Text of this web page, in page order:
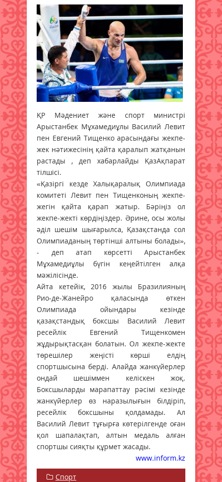
ҚР Мәдениет және спорт министрі
Арыстанбек Мұxамедиұлы Василий Левит
пен Евгений Тищенко арасындағы жекпе-
жек нәтижесінің қайта қаралып жатқанын
растады , деп хабарлайды ҚазАқпарат
тілшісі.
«Қазіргі кезде Халықаралық Олимпиада
комитеті Левит пен Тищенконың жекпе-
жегін қайта қарап жатыр. Бәріңіз ол
жекпе-жекті көрдіңіздер. Әрине, осы жолы
әділ шешім шығарылса, Қазақстанда сол
Олимпиаданың төртінші алтыны болады»,
- деп атап көрсетті Арыстанбек
Мұxамедиұлы бүгін кеңейтілген алқа
мәжілісінде.
Айта кетейік, 2016 жылы Бразилияның
Рио-де-Жанейро қаласында өткен
Олимпиада ойындары кезінде
қазақстандық боксшы Василий Левит
ресейлік Евгений Тищенкомен
жұдырықтасқан болатын. Ол жекпе-жекте
төрешілер жеңісті көрші елдің
спортшысына берді. Алайда жанкүйерлер
ондай шешіммен келіскен жоқ.
Боксшыларды марапаттау рәсімі кезінде
жанкүйерлер өз наразылығын білдіріп,
ресейлік боксшыны қолдамады. Ал
Василий Левит тұғырға көтерілгенде оған
қол шапалақтап, алтын медаль алған
спортшы сияқты құрмет жасады.
www.inform.kz
Спорт